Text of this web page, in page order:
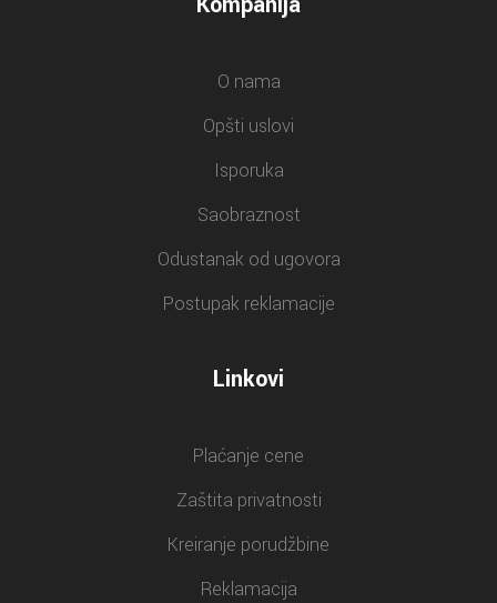
O nama
Opšti uslovi
Isporuka
Saobraznost
Odustanak od ugovora
Postupak reklamacije
Linkovi
Plaćanje cene
Zaštita privatnosti
Kreiranje porudžbine
Reklamacija